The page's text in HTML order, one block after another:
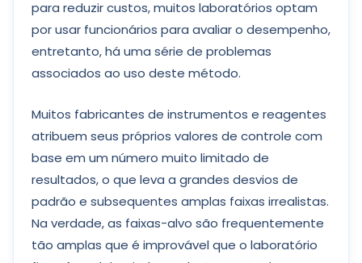
para reduzir custos, muitos laboratórios optam
por usar funcionários para avaliar o desempenho,
entretanto, há uma série de problemas
associados ao uso deste método.
Muitos fabricantes de instrumentos e reagentes
atribuem seus próprios valores de controle com
base em um número muito limitado de
resultados, o que leva a grandes desvios de
padrão e subsequentes amplas faixas irrealistas.
Na verdade, as faixas-alvo são frequentemente
tão amplas que é improvável que o laboratório